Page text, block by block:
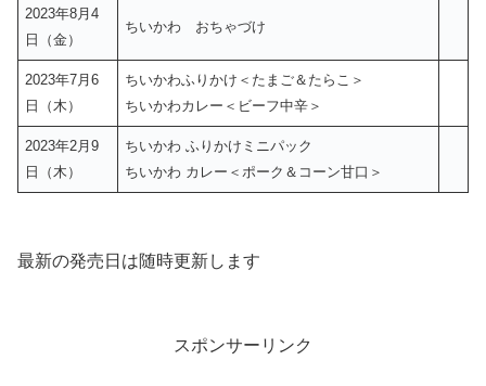
2023年8月4
日（金）
ちいかわ おちゃづけ
2023年7月6
日（木）
ちいかわふりかけ＜たまご＆たらこ＞
ちいかわカレー＜ビーフ中辛＞
2023年2月9
日（木）
ちいかわ ふりかけミニパック
ちいかわ カレー＜ポーク＆コーン甘口＞
最新の発売日は随時更新します
スポンサーリンク